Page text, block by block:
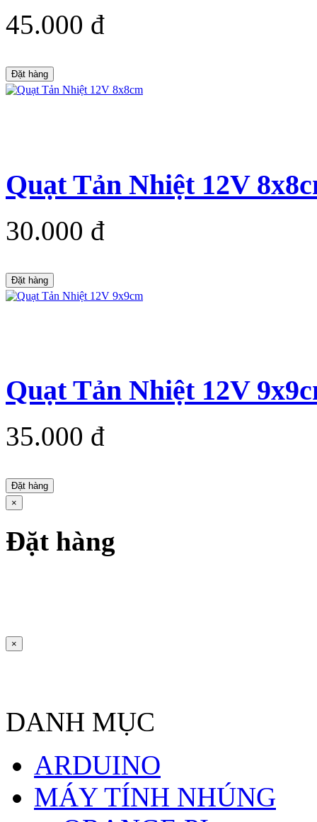
45.000 đ
Đặt hàng
Quạt Tản Nhiệt 12V
30.000 đ
Đặt hàng
Quạt Tản Nhiệt 12V
35.000 đ
Đặt hàng
×
Đặt hàng
×
DANH MỤC
ARDUINO
MÁY TÍNH NHÚNG